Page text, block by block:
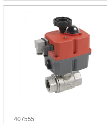
407555